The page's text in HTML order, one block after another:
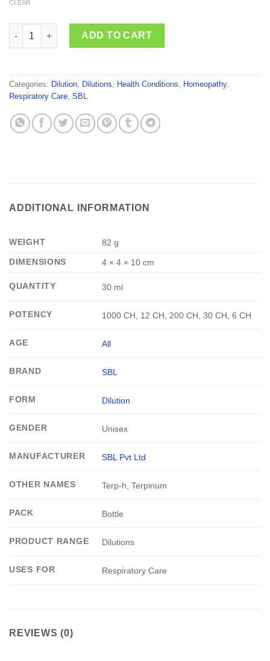
CLEAR
SBL Terpinum quantity
ADD TO CART
Categories: Dilution, Dilutions, Health Conditions, Homeopathy,
Respiratory Care, SBL
ADDITIONAL INFORMATION
WEIGHT
82 g
DIMENSIONS
4 × 4 × 10 cm
QUANTITY 30 ml
POTENCY 1000 CH, 12 CH, 200 CH, 30 CH, 6 CH
AGE All
BRAND SBL
FORM Dilution
GENDER Unisex
MANUFACTURER SBL Pvt Ltd
OTHER NAMES Terp-h, Terpinum
PACK Bottle
PRODUCT RANGE Dilutions
USES FOR Respiratory Care
REVIEWS (0)